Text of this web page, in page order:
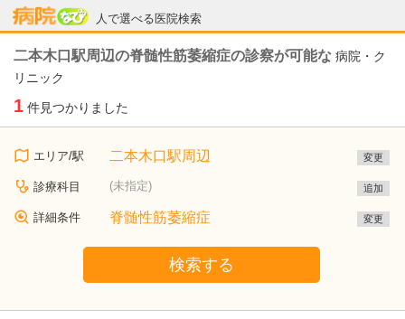
人で選べる医院検索
病院なび
二本木口駅周辺の脊髄性筋萎縮症の診察が可能な 病院・ク
リニック
1 件見つかりました
エリア/駅 二本木口駅周辺 変更
診療科目 (未指定) 追加
詳細条件 脊髄性筋萎縮症 変更
検索する